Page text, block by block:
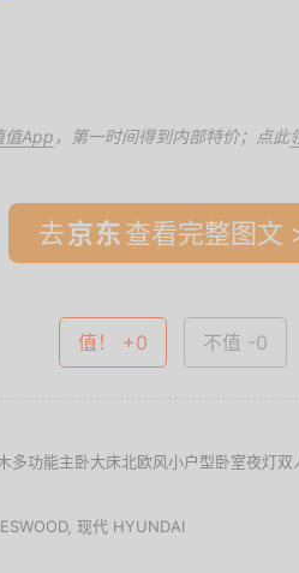
值App ，第一时间得到内部特价；点此
去 查看完整图文
值！ +0 不值 -0
多功能主卧大床北欧风小户型卧室夜灯
, 现代 HYUNDAI